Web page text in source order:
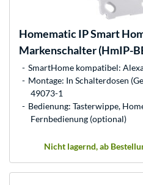
Homematic IPSmart
Markenschalter (HmIP-
SmartHome kompatibel:
Montage: In Schalterdosen
49073-1
Bedienung: Tasterwippe,
Fernbedienung (optional)
Nicht lagernd, ab